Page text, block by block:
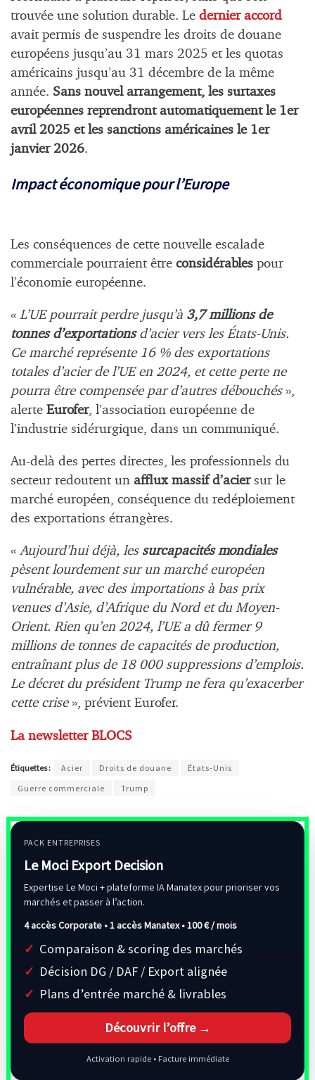
trouvée une solution durable. Le dernier accord
avait permis de suspendre les droits de douane
européens jusqu’au 31 mars 2025 et les quotas
américains jusqu’au 31 décembre de la même
année. Sans nouvel arrangement, les surtaxes
européennes reprendront automatiquement le 1er
avril 2025 et les sanctions américaines le 1er
janvier 2026.
Impact économique pour l’Europe
Les conséquences de cette nouvelle escalade
commerciale pourraient être considérables pour
l’économie européenne.
« L’UE pourrait perdre jusqu’à 3,7 millions de
tonnes d’exportationsd’acier vers les États-Unis.
Ce marché représente 16 % des exportations
totales d’acier de l’UE en 2024, et cette perte ne
pourra être compensée par d’autres débouchés »,
alerte Eurofer, l’association européenne de
l’industrie sidérurgique, dans un communiqué.
Au-delà des pertes directes, les professionnels du
secteur redoutent un afflux massif d’aciersur le
marché européen, conséquence du redéploiement
des exportations étrangères.
« Aujourd’hui déjà, les surcapacités mondiales
pèsent lourdement sur un marché européen
vulnérable, avec des importations à bas prix
venues d’Asie, d’Afrique du Nord et du Moyen-
Orient. Rien qu’en 2024, l’UE a dû fermer 9
millions de tonnes de capacités de production,
entraînant plus de 18 000 suppressions d’emplois.
Le décret du président Trump ne fera qu’exacerber
cette crise», prévient Eurofer.
La newsletter BLOCS
Étiquettes : Acier Droits de douane
États-Unis
Guerre commerciale
Trump
PACK ENTREPRISES
Le Moci Export Decision
Expertise Le Moci + plateforme IA Manatex pour prioriser vos
marchés et passer à l’action.
4 accès Corporate • 1 accès Manatex •100 € / mois
Comparaison & scoring des marchés
Décision DG / DAF / Export alignée
Plans d’entrée marché & livrables
Découvrir l’offre →
Activation rapide • Facture immédiate